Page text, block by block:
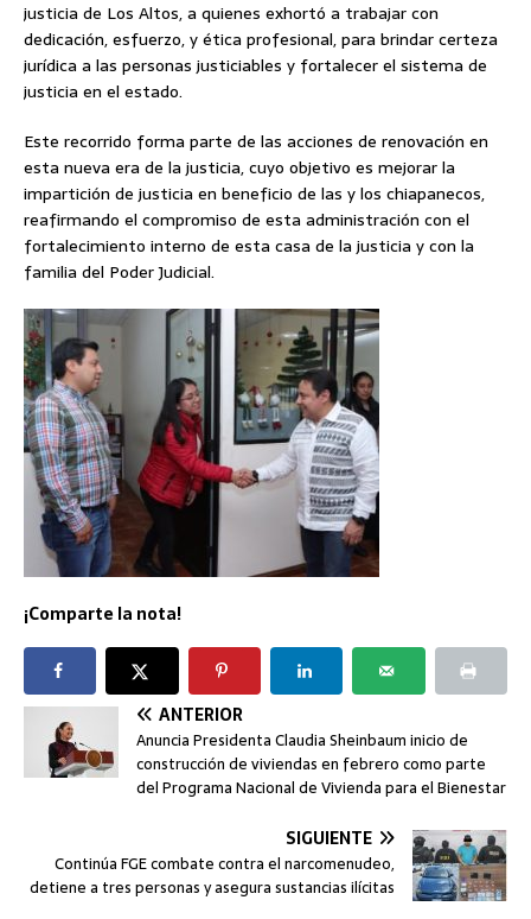
justicia de Los Altos, a quienes exhortó a trabajar con
dedicación, esfuerzo, y ética profesional, para brindar certeza
jurídica a las personas justiciables y fortalecer el sistema de
justicia en el estado.
Este recorrido forma parte de las acciones de renovación en
esta nueva era de la justicia, cuyo objetivo es mejorar la
impartición de justicia en beneficio de las y los chiapanecos,
reafirmando el compromiso de esta administración con el
fortalecimiento interno de esta casa de la justicia y con la
familia del Poder Judicial.
¡Comparte la nota!
ANTERIOR
Anuncia Presidenta Claudia Sheinbaum inicio de
construcción de viviendas en febrero como parte
del Programa Nacional de Vivienda para el Bienestar
SIGUIENTE
Continúa FGE combate contra el narcomenudeo,
detiene a tres personas y asegura sustancias ilícitas